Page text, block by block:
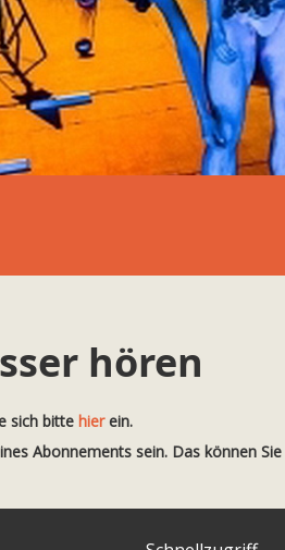
hören
sich bitte hierein.
Abonnements sein. Das können Sie